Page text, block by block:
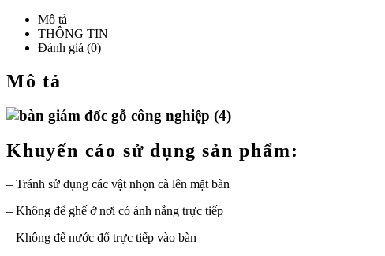
Mô tả
THÔNG TIN
Đánh giá (0)
Mô tả
Khuyến cáo sử dụng sản phẩm:
– Tránh sử dụng các vật nhọn cà lên mặt bàn
– Không để ghế ở nơi có ánh nắng trực tiếp
– Không để nước đổ trực tiếp vào bàn